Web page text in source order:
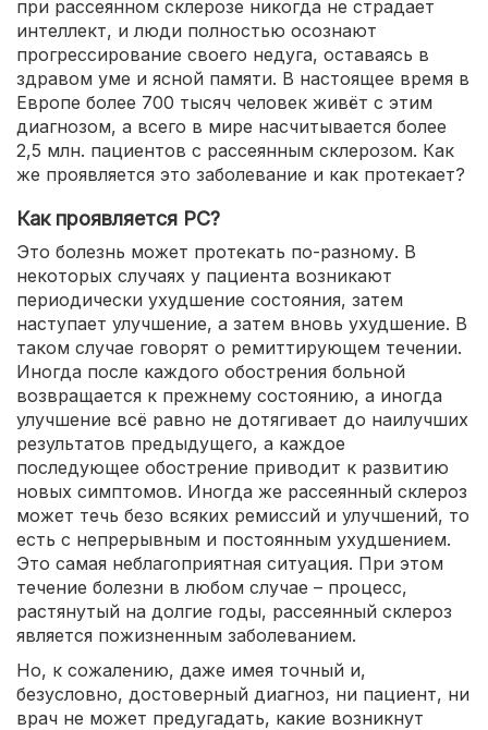
при рассеянном склерозе никогда не страдает
интеллект, и люди полностью осознают
прогрессирование своего недуга, оставаясь в
здравом уме и ясной памяти. В настоящее время в
Европе более 700 тысяч человек живёт с этим
диагнозом, а всего в мире насчитывается более
2,5 млн. пациентов с рассеянным склерозом. Как
же проявляется это заболевание и как протекает?
Как проявляется РС?
Это болезнь может протекать по-разному. В
некоторых случаях у пациента возникают
периодически ухудшение состояния, затем
наступает улучшение, а затем вновь ухудшение. В
таком случае говорят о ремиттирующем течении.
Иногда после каждого обострения больной
возвращается к прежнему состоянию, а иногда
улучшение всё равно не дотягивает до наилучших
результатов предыдущего, а каждое
последующее обострение приводит к развитию
новых симптомов. Иногда же рассеянный склероз
может течь безо всяких ремиссий и улучшений, то
есть с непрерывным и постоянным ухудшением.
Это самая неблагоприятная ситуация. При этом
течение болезни в любом случае – процесс,
растянутый на долгие годы, рассеянный склероз
является пожизненным заболеванием.
Но, к сожалению, даже имея точный и,
безусловно, достоверный диагноз, ни пациент, ни
врач не может предугадать, какие возникнут